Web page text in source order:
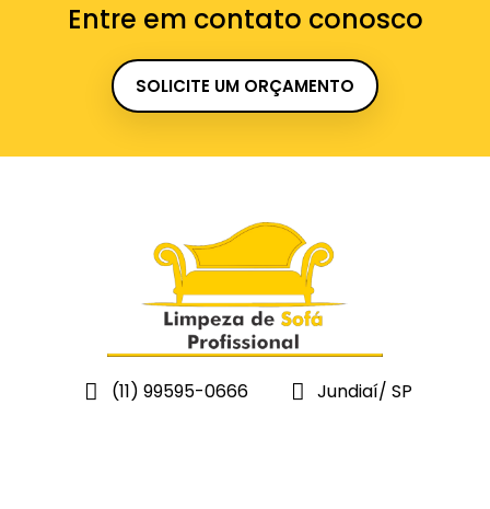
Entre em contato conosco
SOLICITE UM ORÇAMENTO
(11) 99595-0666 Jundiaí/ SP